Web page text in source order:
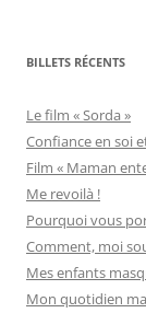
BILLETS RÉCENTS
Le film « Sorda »
Confiance en soi
Film « Maman
Me revoilà !
Pourquoi vous
Comment, moi
Mes enfants
Mon quotidien